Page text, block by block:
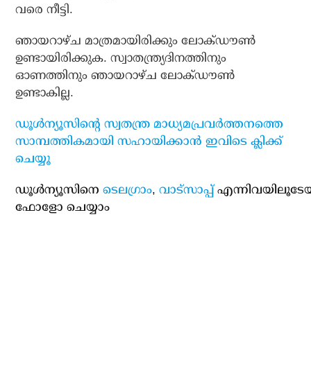
വരെ നീട്ടി.
ഞായറാഴ്ച മാത്രമായിരിക്കും ലോക്ഡൗണ്‍
ഉണ്ടായിരിക്കുക. സ്വാതന്ത്ര്യദിനത്തിനും
ഓണത്തിനും ഞായറാഴ്ച ലോക്ഡൗണ്‍
ഉണ്ടാകില്ല.
ഡൂള്‍ന്യൂസിന്റെ സ്വതന്ത്ര മാധ്യമപ്രവര്‍ത്തനത്തെ
സാമ്പത്തികമായി സഹായിക്കാന്‍ ഇവിടെ ക്ലിക്ക്
ചെയ്യൂ
ഡൂള്‍ന്യൂസിനെടെലഗ്രാം,വാട്‌സാപ്പ്
ഫോളോ ചെയ്യാം